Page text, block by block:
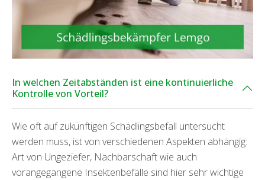
In welchen Zeitabständen ist eine kontinuierliche
Kontrolle von Vorteil?
Wie oft auf zukünftigen Schädlingsbefall untersucht
werden muss, ist von verschiedenen Aspekten abhängig:
Art von Ungeziefer, Nachbarschaft wie auch
vorangegangene Insektenbefälle sind hier sehr wichtige